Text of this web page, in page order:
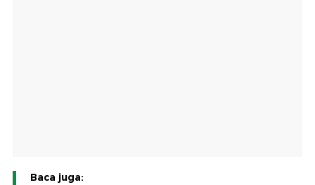
Baca juga: